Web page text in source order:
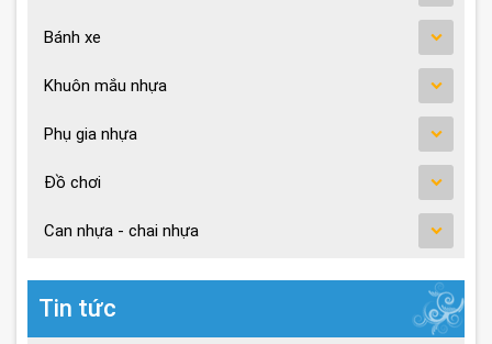
Bánh xe
Khuôn mắu nhựa
Phụ gia nhựa
Đồ chơi
Can nhựa - chai nhựa
Tin tức